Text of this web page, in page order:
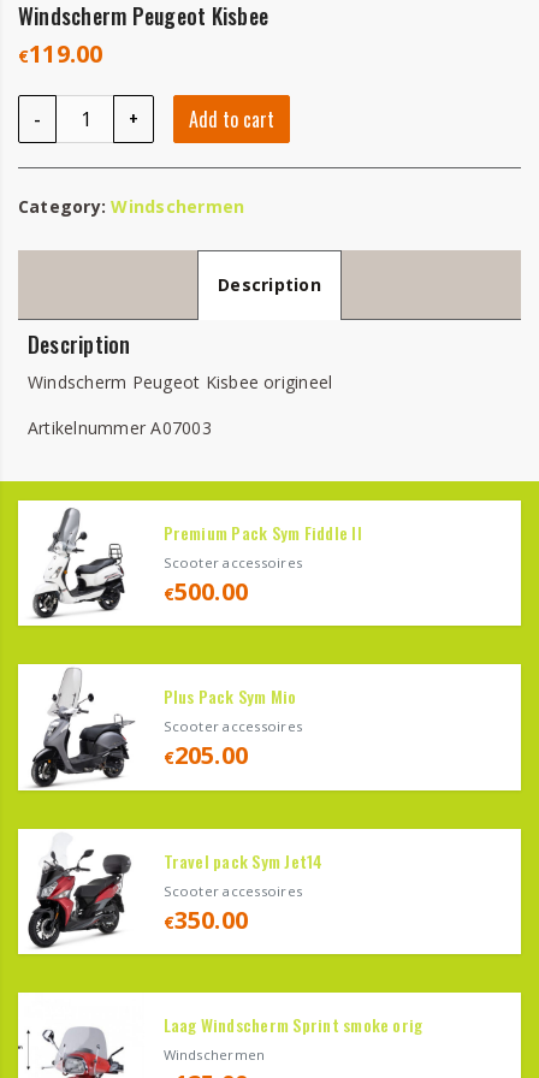
Windscherm Peugeot Kisbee
€119.00
-
Windscherm Peugeot Kisbee quantity
+ Add to cart
Category:Windschermen
Description
Description
Windscherm Peugeot Kisbee origineel
Artikelnummer A07003
Premium Pack Sym Fiddle II
Scooter accessoires
€500.00
Plus Pack Sym Mio
Scooter accessoires
€205.00
Travel pack Sym Jet14
Scooter accessoires
€350.00
Laag Windscherm Sprint smoke orig
Windschermen